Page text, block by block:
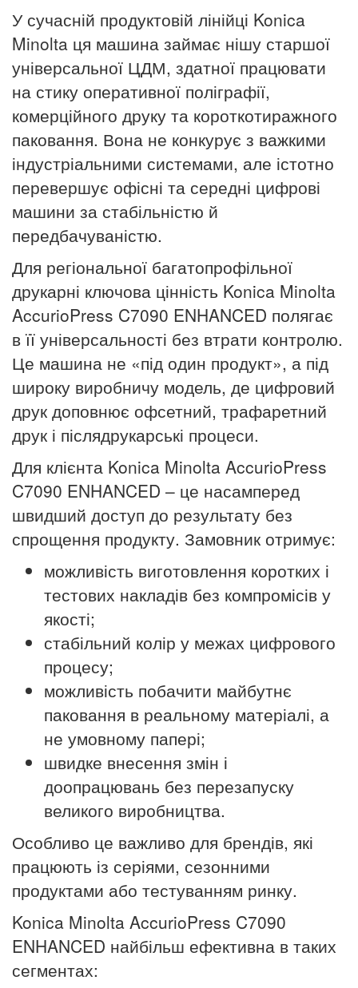
У сучасній продуктовій лінійці Konica
Minolta ця машина займає нішу старшої
універсальної ЦДМ, здатної працювати
на стику оперативної поліграфії,
комерційного друку та короткотиражного
паковання. Вона не конкурує з важкими
індустріальними системами, але істотно
перевершує офісні та середні цифрові
машини за стабільністю й
передбачуваністю.
Для регіональної багатопрофільної
друкарні ключова цінність Konica Minolta
AccurioPress C7090 ENHANCED полягає
в її універсальності без втрати контролю.
Це машина не «під один продукт», а під
широку виробничу модель, де цифровий
друк доповнює офсетний, трафаретний
друк і післядрукарські процеси.
Для клієнта Konica Minolta AccurioPress
C7090 ENHANCED – це насамперед
швидший доступ до результату без
спрощення продукту. Замовник отримує:
можливість виготовлення коротких і
тестових накладів без компромісів у
якості;
стабільний колір у межах цифрового
процесу;
можливість побачити майбутнє
паковання в реальному матеріалі, а
не умовному папері;
швидке внесення змін і
доопрацювань без перезапуску
великого виробництва.
Особливо це важливо для брендів, які
працюють із серіями, сезонними
продуктами або тестуванням ринку.
Konica Minolta AccurioPress C7090
ENHANCED найбільш ефективна в таких
сегментах: